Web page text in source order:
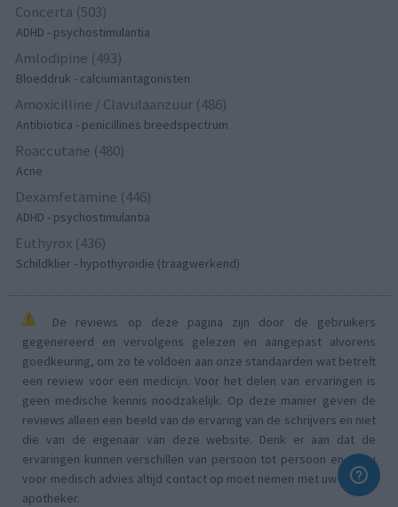
Concerta (503)
ADHD - psychostimulantia
Amlodipine (493)
Bloeddruk - calciumantagonisten
Amoxicilline / Clavulaanzuur (486)
Antibiotica - penicillines breedspectrum
Roaccutane (480)
Acne
Dexamfetamine (446)
ADHD - psychostimulantia
Euthyrox (436)
Schildklier - hypothyroidie (traagwerkend)
De reviews op deze pagina zijn door de gebruikers
gegenereerd en vervolgens gelezen en aangepast alvorens
goedkeuring, om zo te voldoen aan onze standaarden wat betreft
een review voor een medicijn. Voor het delen van ervaringen is
geen medische kennis noodzakelijk. Op deze manier geven de
reviews alleen een beeld van de ervaring van de schrijvers en niet
die van de eigenaar van deze website. Denk er aan dat de
ervaringen kunnen verschillen van persoon tot persoon en dat u
voor medisch advies altijd contact op moet nemen met uw arts of
apotheker.